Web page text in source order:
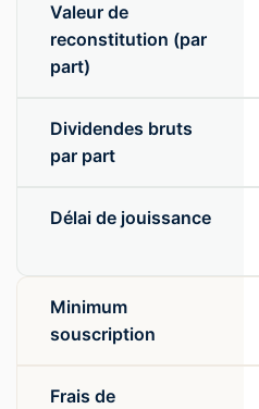
Valeur de
reconstitution (par
part)
Dividendes bruts
par part
Délai de jouissance
Minimum
souscription
Frais de